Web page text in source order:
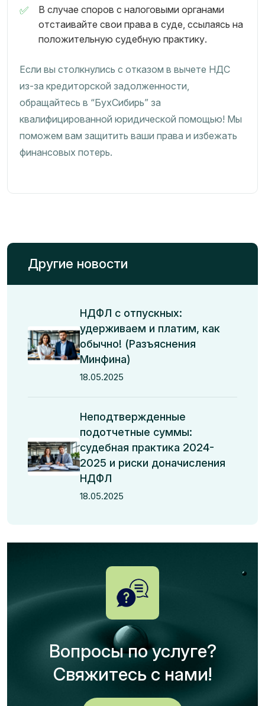
В случае споров с налоговыми органами
отстаивайте свои права в суде, ссылаясь на
положительную судебную практику.
Если вы столкнулись с отказом в вычете НДС
из-за кредиторской задолженности,
обращайтесь в “БухСибирь” за
квалифицированной юридической помощью! Мы
поможем вам защитить ваши права и избежать
финансовых потерь.
Другие новости
НДФЛ с отпускных:
удерживаем и платим, как
обычно! (Разъяснения
Минфина)
18.05.2025
Неподтвержденные
подотчетные суммы:
судебная практика 2024-
2025 и риски доначисления
НДФЛ
18.05.2025
Вопросы по услуге?
Свяжитесь с нами!